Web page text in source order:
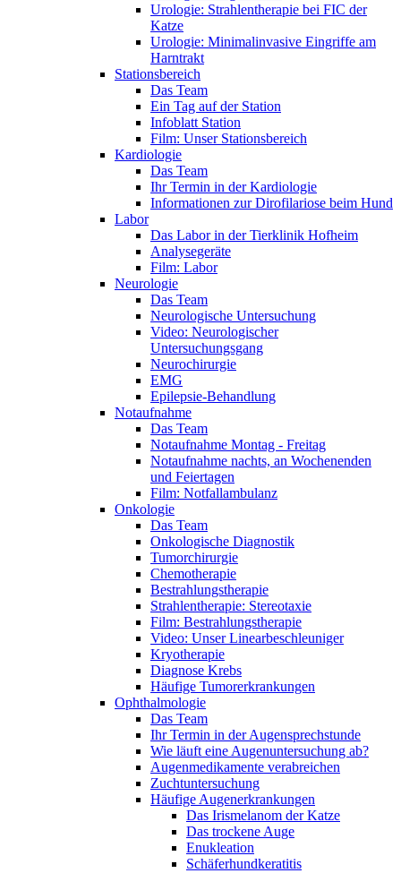
Urologie: Strahlentherapie bei FIC der
Katze
Urologie: Minimalinvasive Eingriffe am
Harntrakt
Stationsbereich
Das Team
Ein Tag auf der Station
Infoblatt Station
Film: Unser Stationsbereich
Kardiologie
Das Team
Ihr Termin in der Kardiologie
Informationen zur Dirofilariose beim Hund
Labor
Das Labor in der Tierklinik Hofheim
Analysegeräte
Film: Labor
Neurologie
Das Team
Neurologische Untersuchung
Video: Neurologischer
Untersuchungsgang
Neurochirurgie
EMG
Epilepsie-Behandlung
Notaufnahme
Das Team
Notaufnahme Montag - Freitag
Notaufnahme nachts, an Wochenenden
und Feiertagen
Film: Notfallambulanz
Onkologie
Das Team
Onkologische Diagnostik
Tumorchirurgie
Chemotherapie
Bestrahlungstherapie
Strahlentherapie: Stereotaxie
Film: Bestrahlungstherapie
Video: Unser Linearbeschleuniger
Kryotherapie
Diagnose Krebs
Häufige Tumorerkrankungen
Ophthalmologie
Das Team
Ihr Termin in der Augensprechstunde
Wie läuft eine Augenuntersuchung ab?
Augenmedikamente verabreichen
Zuchtuntersuchung
Häufige Augenerkrankungen
Das Irismelanom der Katze
Das trockene Auge
Enukleation
Schäferhundkeratitis